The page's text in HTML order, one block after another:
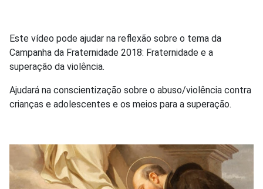
Este vídeo pode ajudar na reflexão sobre o tema da
Campanha da Fraternidade 2018: Fraternidade e a
superação da violência.
Ajudará na conscientização sobre o abuso/violência contra
crianças e adolescentes e os meios para a superação.